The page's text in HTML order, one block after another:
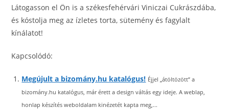
Látogasson el Ön is a székesfehérvári Viniczai Cukrászdába,
és kóstolja meg az ízletes torta, sütemény és fagylalt
kínálatot!
Kapcsolódó:
Megújult a bizomány.hu katalógus! Éjjel „átöltözött” a
bizomány.hu katalógus, már érett a design váltás egy ideje. A weblap,
honlap készítés weboldalam kinézetét kapta meg,...